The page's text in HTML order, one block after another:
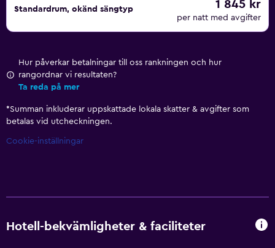
Standardrum, okänd sängtyp 1 845 kr
per natt med avgifter
Hur påverkar betalningar till oss rankningen och hur
rangordnar vi resultaten?
Ta reda på mer
*Summan inkluderar uppskattade lokala skatter & avgifter som
betalas vid utcheckningen.
Cookie-inställningar
Hotell-bekvämligheter & faciliteter